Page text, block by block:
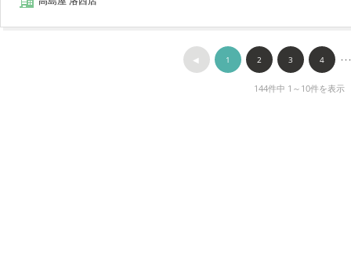
◀︎ 1 2 3 4 ･･･
144件中 1～10件を表示